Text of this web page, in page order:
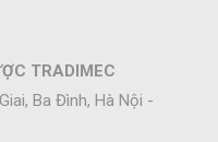
TRADIMEC
Ba Đình, Hà Nội -